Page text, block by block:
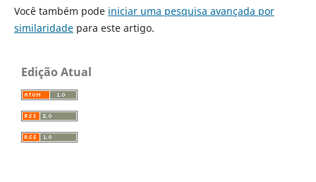
Você também pode iniciar uma pesquisa avançada por
similaridadepara este artigo.
Edição Atual